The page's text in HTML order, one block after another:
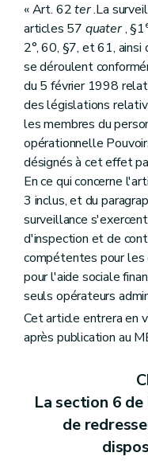
« Art. 62ter.La
articles 57 quater, §1
2°, 60, §7, et 61,
se déroulent
du 5 février 1998
des législations
les membres du
opérationnelle
désignés à cet effet
En ce qui concerne
3 inclus, et du
surveillance
d'inspection et de
compétentes pour les
pour l'aide sociale
seuls opérateurs
Cet article entrera en
après publication au
La section 6
de